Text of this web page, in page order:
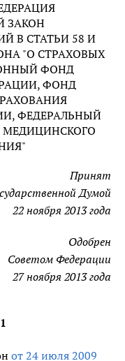
ЗАКОН
В СТАТЬИ 58 И
"О СТРАХОВЫХ
ФОНД
ФОНД
ФЕДЕРАЛЬНЫЙ
МЕДИЦИНСКОГО
Принят
Думой
22 ноября 2013 года
Одобрен
Советом Федерации
27 ноября 2013 года
от 24 июля 2009